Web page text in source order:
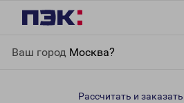
Ваш город Москва?
Махачкалу
Рассчитать и